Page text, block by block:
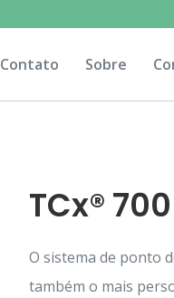
Contato Sobre
TCx®
O sistema de ponto
também o mais